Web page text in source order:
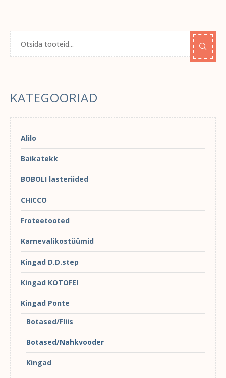
KATEGOORIAD
Alilo
Baikatekk
BOBOLI lasteriided
CHICCO
Froteetooted
Karnevalikostüümid
Kingad D.D.step
Kingad KOTOFEI
Kingad Ponte
Botased/Fliis
Botased/Nahkvooder
Kingad